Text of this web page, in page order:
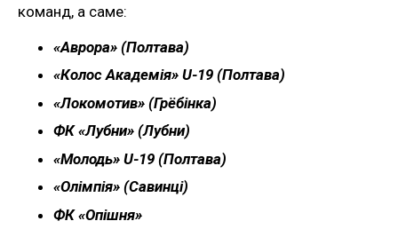
команд, а саме:
«Аврора» (Полтава)
«Колос Академія» U-19 (Полтава)
«Локомотив» (Грёбінка)
ФК «Лубни» (Лубни)
«Молодь» U-19 (Полтава)
«Олімпія» (Савинці)
ФК «Опішня»